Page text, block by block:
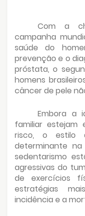
Com a
campanha
saúde do
prevenção e o
próstata, o
homens
câncer de pele
Embora a
familiar estejam
risco, o estilo
determinante
sedentarismo
agressivas do
de exercícios
estratégias
incidência e a